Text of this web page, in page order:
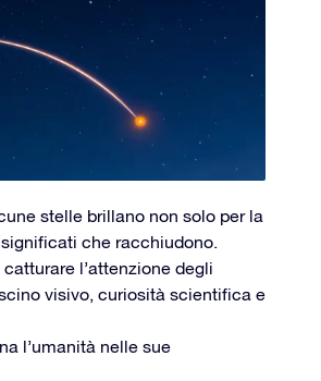
stelle brillano non solo per la
che racchiudono.
l’attenzione degli
visivo, curiosità scientifica e
l’umanità nelle sue